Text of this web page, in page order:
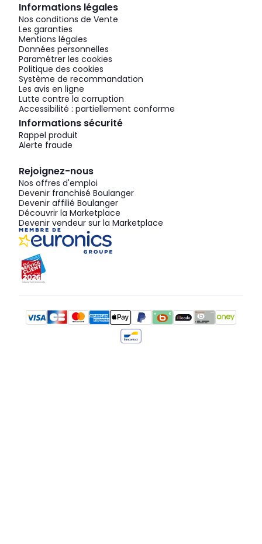
Informations légales
Nos conditions de Vente
Les garanties
Mentions légales
Données personnelles
Paramétrer les cookies
Politique des cookies
Système de recommandation
Les avis en ligne
Lutte contre la corruption
Accessibilité : partiellement conforme
Informations sécurité
Rappel produit
Alerte fraude
Rejoignez-nous
Nos offres d'emploi
Devenir franchisé Boulanger
Devenir affilié Boulanger
Découvrir la Marketplace
Devenir vendeur sur la Marketplace